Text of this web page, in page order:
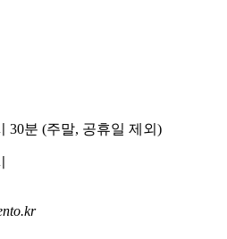
30분 (주말, 공휴일 제외)